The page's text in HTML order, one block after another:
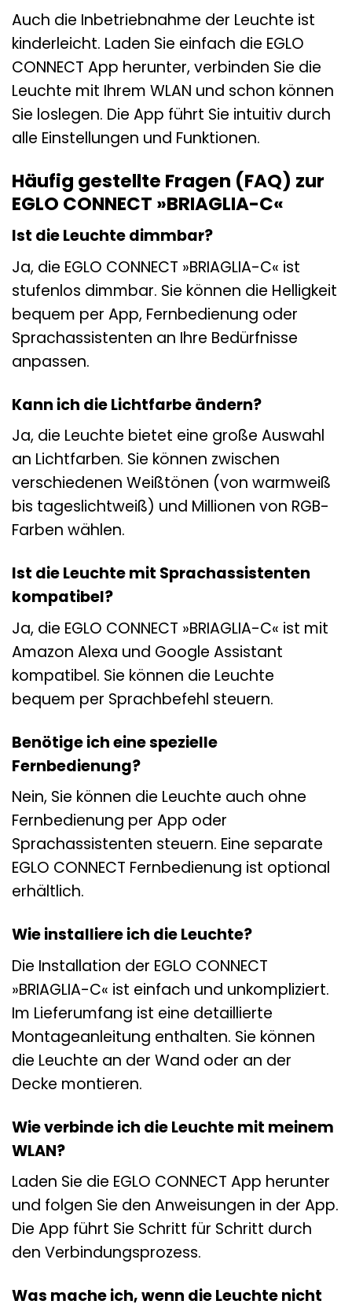
Auch die Inbetriebnahme der Leuchte ist
kinderleicht. Laden Sie einfach die EGLO
CONNECT App herunter, verbinden Sie die
Leuchte mit Ihrem WLAN und schon können
Sie loslegen. Die App führt Sie intuitiv durch
alle Einstellungen und Funktionen.
Häufig gestellte Fragen (FAQ) zur
EGLO CONNECT »BRIAGLIA-C«
Ist die Leuchte dimmbar?
Ja, die EGLO CONNECT »BRIAGLIA-C« ist
stufenlos dimmbar. Sie können die Helligkeit
bequem per App, Fernbedienung oder
Sprachassistenten an Ihre Bedürfnisse
anpassen.
Kann ich die Lichtfarbe ändern?
Ja, die Leuchte bietet eine große Auswahl
an Lichtfarben. Sie können zwischen
verschiedenen Weißtönen (von warmweiß
bis tageslichtweiß) und Millionen von RGB-
Farben wählen.
Ist die Leuchte mit Sprachassistenten
kompatibel?
Ja, die EGLO CONNECT »BRIAGLIA-C« ist mit
Amazon Alexa und Google Assistant
kompatibel. Sie können die Leuchte
bequem per Sprachbefehl steuern.
Benötige ich eine spezielle
Fernbedienung?
Nein, Sie können die Leuchte auch ohne
Fernbedienung per App oder
Sprachassistenten steuern. Eine separate
EGLO CONNECT Fernbedienung ist optional
erhältlich.
Wie installiere ich die Leuchte?
Die Installation der EGLO CONNECT
»BRIAGLIA-C« ist einfach und unkompliziert.
Im Lieferumfang ist eine detaillierte
Montageanleitung enthalten. Sie können
die Leuchte an der Wand oder an der
Decke montieren.
Wie verbinde ich die Leuchte mit meinem
WLAN?
Laden Sie die EGLO CONNECT App herunter
und folgen Sie den Anweisungen in der App.
Die App führt Sie Schritt für Schritt durch
den Verbindungsprozess.
Was mache ich, wenn die Leuchte nicht